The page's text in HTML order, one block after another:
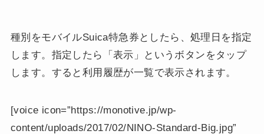
種別をモバイルSuica特急券としたら、処理日を指定
します。指定したら「表示」というボタンをタップ
します。すると利用履歴が一覧で表示されます。
[voice icon=”https://monotive.jp/wp-
content/uploads/2017/02/NINO-Standard-Big.jpg”